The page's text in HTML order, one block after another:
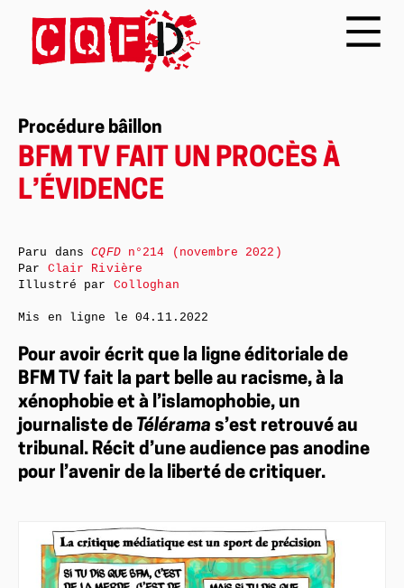
Procédure bâillon
BFM TV FAIT UN PROCÈS À
L’ÉVIDENCE
Pour avoir écrit que la ligne éditoriale de
BFM TV fait la part belle au racisme, à la
xénophobie et à l’islamophobie, un
journaliste de Télérama s’est retrouvé au
tribunal. Récit d’une audience pas anodine
pour l’avenir de la liberté de critiquer.
Paru dansCQFDn°214 (novembre 2022)
Par Clair Rivière
Illustré par Colloghan
Mis en ligne le04.11.2022